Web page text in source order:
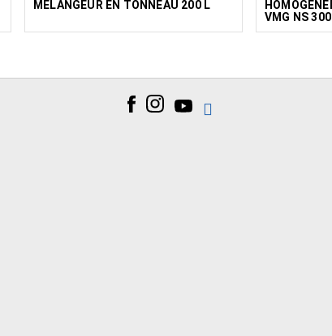
MÉLANGEUR EN TONNEAU 200 L
VMG NS